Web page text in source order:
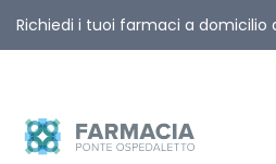
Richiedi i tuoi farmaci a domicilio